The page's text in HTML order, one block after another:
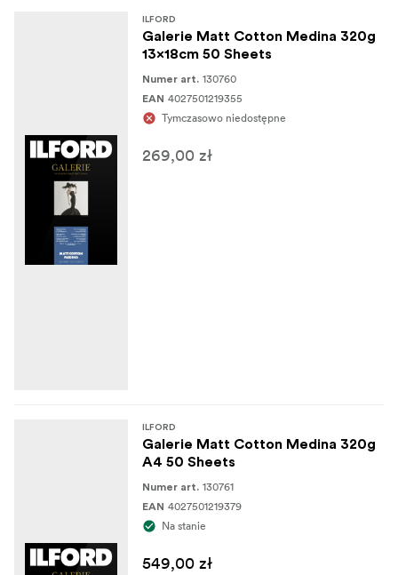
ILFORD
Galerie Matt Cotton Medina 320g
13x18cm 50 Sheets
Numer art. 130760
EAN 4027501219355
Tymczasowo niedostępne
269,00 zł
ILFORD
Galerie Matt Cotton Medina 320g
A4 50 Sheets
Numer art. 130761
EAN 4027501219379
Na stanie
549,00 zł